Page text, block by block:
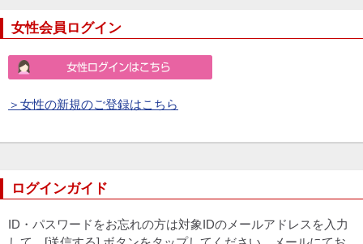
女性会員ログイン
＞女性の新規のご登録はこちら
ログインガイド
ID・パスワードをお忘れの方は対象IDのメールアドレスを入力